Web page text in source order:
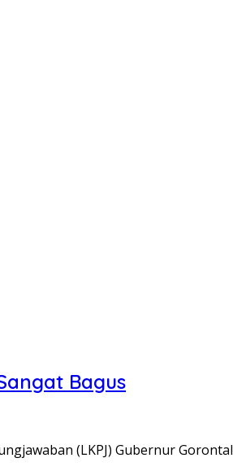
Bagus
(LKPJ) Gubernur